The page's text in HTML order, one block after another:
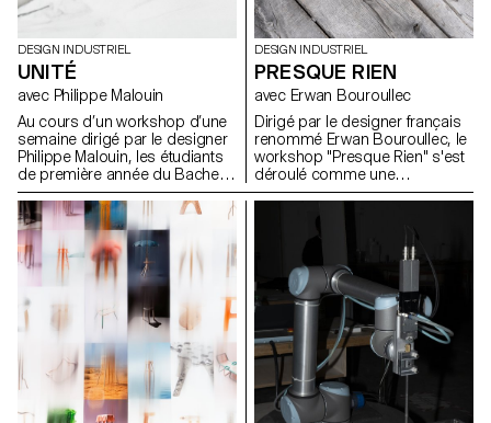
DESIGN INDUSTRIEL
UNITÉ
avec Philippe Malouin
Au cours d’un workshop d’une
semaine dirigé par le designer
Philippe Malouin, les étudiants
de première année du Bachelor
en Design Industriel ont conçu
et réalisé des soliflores, chacun
destiné à accueillir une fleur
unique de leur choix.
DESIGN INDUSTRIEL
PRESQUE RIEN
avec Erwan Bouroullec
Dirigé par le designer français
renommé Erwan Bouroullec, le
workshop "Presque Rien" s'est
déroulé comme une
exploration des possibilités de
rénovée. Le projet prévoyait un
canevas ouvert, encourageant
les étudiants en design
industriel de l'ECAL à s'écarter
des méthodes traditionnelles
de résolution de problèmes.